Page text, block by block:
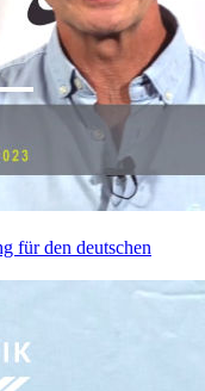
für den deutschen